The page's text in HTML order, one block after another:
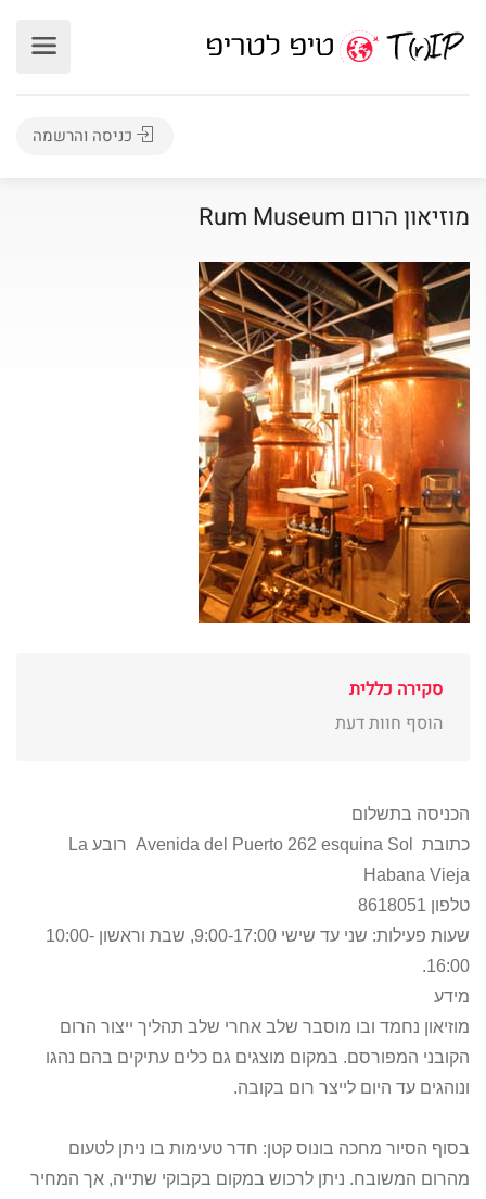
כניסה והרשמה
מוזיאון הרום Rum Museum
סקירה כללית
הוסף חוות דעת
הכניסה בתשלום
כתובת Avenida del Puerto 262 esquina Sol רובע La
Habana Vieja
טלפון 8618051
שעות פעילות: שני עד שישי 9:00-17:00, שבת וראשון 10:00-
16:00.
מידע
מוזיאון נחמד ובו מוסבר שלב אחרי שלב תהליך ייצור הרום
הקובני המפורסם. במקום מוצגים גם כלים עתיקים בהם נהגו
ונוהגים עד היום לייצר רום בקובה.
בסוף הסיור מחכה בונוס קטן: חדר טעימות בו ניתן לטעום
מהרום המשובח. ניתן לרכוש במקום בקבוקי שתייה, אך המחיר